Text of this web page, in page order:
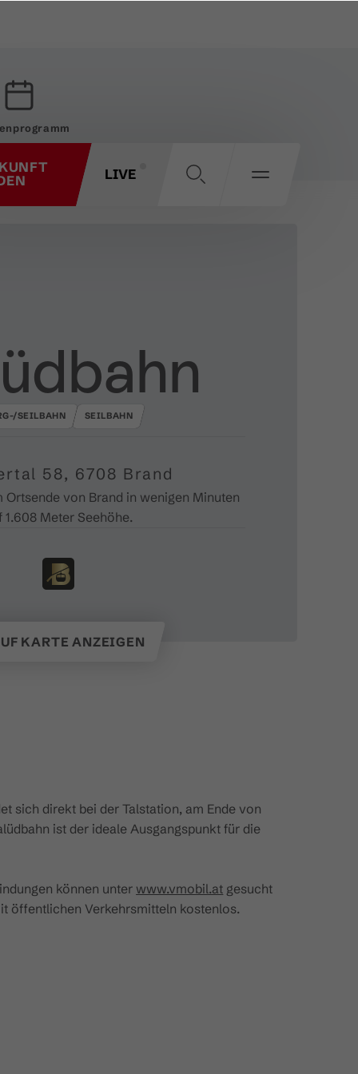
LIVE
SEILBAHN SEILBAHN
58, 6708 Brand
Ortsende von Brand in wenigen Minuten
1.608 Meter Seehöhe.
KARTE ANZEIGEN
sich direkt bei der Talstation, am Ende von
ist der ideale Ausgangspunkt für die
können unter www.vmobil.at gesucht
öffentlichen Verkehrsmitteln kostenlos.